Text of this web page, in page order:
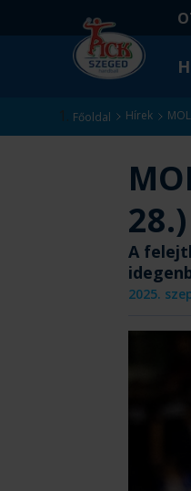
Főoldal Hírek
28.)
A
2025.